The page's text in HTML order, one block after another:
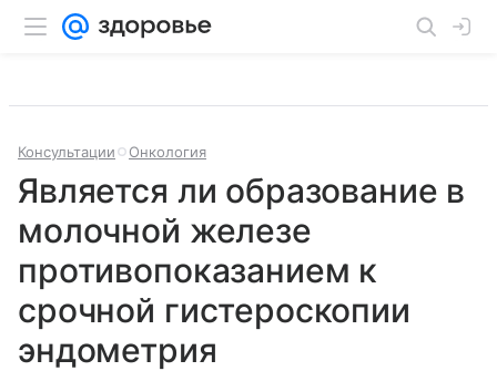
Консультации Онкология
Является ли образование в
молочной железе
противопоказанием к
срочной гистероскопии
эндометрия